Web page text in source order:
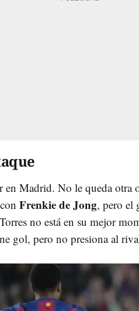
en Madrid. No le queda otra
Frenkie de Jong, pero el
no está en su mejor
gol, pero no presiona al